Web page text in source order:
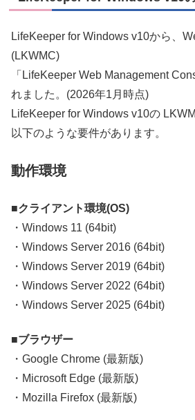
LifeKeeper for Windows v10から、
(LKWMC)
「LifeKeeper Web Management
れました。(2026年1月時点)
LifeKeeper for Windows v10の
以下のような要件があります。
動作環境
■クライアント環境(OS)
・Windows 11 (64bit)
・Windows Server 2016 (64bit)
・Windows Server 2019 (64bit)
・Windows Server 2022 (64bit)
・Windows Server 2025 (64bit)
■ブラウザー
・Google Chrome (最新版)
・Microsoft Edge (最新版)
・Mozilla Firefox (最新版)